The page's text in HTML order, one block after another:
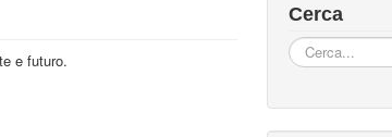
e futuro.
Cerca
Cerca...
Iscriviti alla